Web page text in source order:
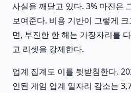
사실을 깨닫고 있다. 3% 마진은
보여준다. 비용 기반이 그렇게
면, 부진한 한 해는 가장자리를
고 리셋을 강제한다.
업계 집계도 이를 뒷받침한다.
인된 게임 업계 일자리 감소는